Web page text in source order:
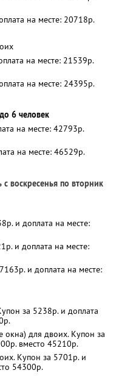
на месте: 20718р.
на месте: 21539р.
на месте: 24395р.
6 человек
на месте: 42793р.
на месте: 46529р.
воскресенья по вторник
и доплата на месте:
и доплата на месте:
и доплата на месте:
за 5238р. и доплата
окна) для двоих. Купон за
вместо 45210р.
Купон за 5701р. и
54300р.